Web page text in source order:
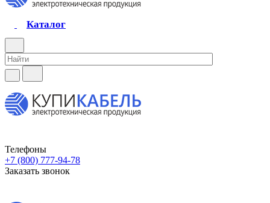
Каталог
Телефоны
+7 (800) 777-94-78
Заказать звонок